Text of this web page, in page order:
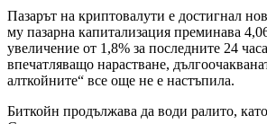
Пазарът на криптовалути е достигнал
му пазарна капитализация преминава
увеличение от 1,8% за последните 24
впечатляващо нарастване,
алткойните“ все още не е настъпила.
Биткойн продължава да води ралито,